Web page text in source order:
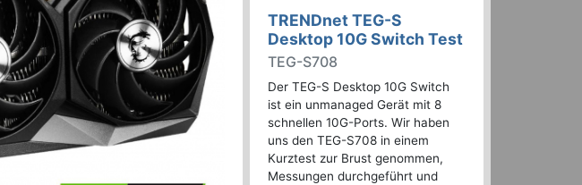
TRENDnet TEG-S
Desktop 10G Switch Test
TEG-S708
Der TEG-S Desktop 10G Switch
ist ein unmanaged Gerät mit 8
schnellen 10G-Ports. Wir haben
uns den TEG-S708 in einem
Kurztest zur Brust genommen,
Messungen durchgeführt und